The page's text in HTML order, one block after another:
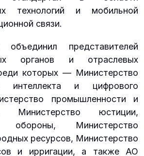
технологий и мобильной
связи.
представителей
органов и отраслевых
которых — Министерство
интеллекта и цифрового
промышленности и
Министерство юстиции,
обороны, Министерство
ресурсов, Министерство
и ирригации, а также АО